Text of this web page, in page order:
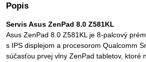
Popis
Servis Asus ZenPad 8.0 Z581KL
Asus ZenPad 8.0 Z581KL je 8-palcový
s IPS displejom a procesorom Qualcomm
súčasťou prvej vlny ZenPad tabletov, ktoré